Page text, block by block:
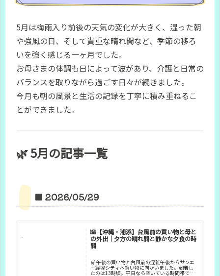
5月は梅雨入り前後の天気の変化が大きく、湿った朝
や強風の日、そして貴重な晴れ間など、季節の移ろ
いを強く感じる一ヶ月でした。
お母さまの体調も日によって波があり、介護と日常の
バランスを取りながら過ごす日々が続きました。
今月も朝の風景と生活の記録を丁寧に積み重ねるこ
とができました。
🌿5月の記事一覧
■ 2026/05/29
🌇【沖縄・浦添】台風前の買い物と母と
の外出｜夕方の晴れ間と静かな夕食の時
間
🛒 午後の買い物と台風前の混雑午後からサンエ
ー経塚シティへ買い物に向かいました。到着し
たのは13時頃。平日なら空いている時間帯です